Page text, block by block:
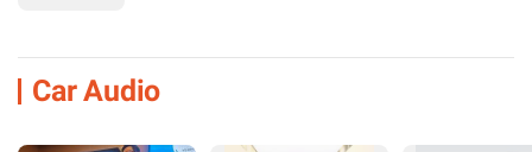
Car Audio